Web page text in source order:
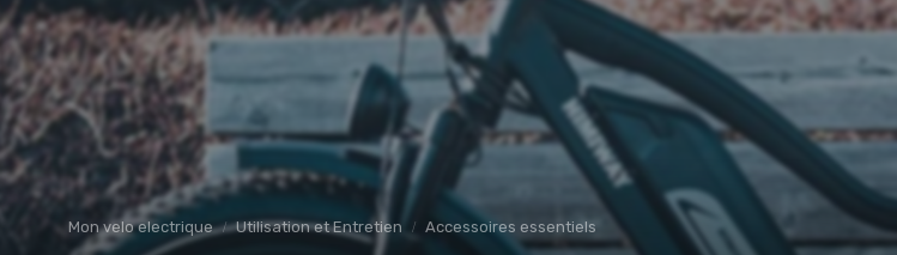
Mon velo electrique Utilisation et Entretien Accessoires essentiels